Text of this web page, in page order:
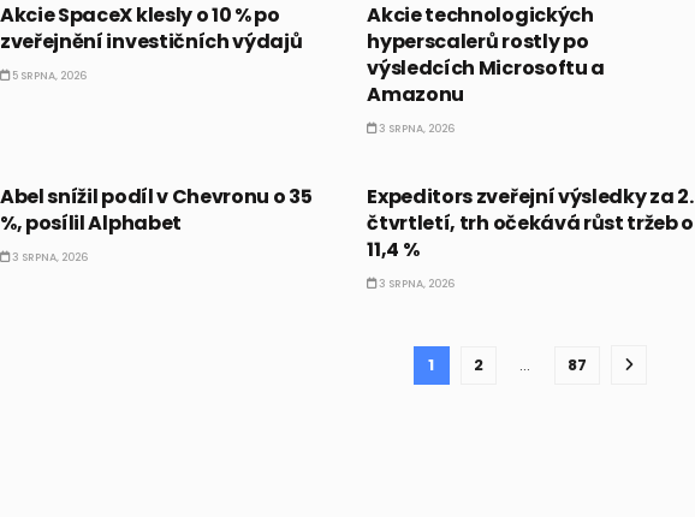
Akcie SpaceX klesly o 10 % po
zveřejnění investičních výdajů
5 SRPNA, 2026
Akcie technologických
hyperscalerů rostly po
výsledcích Microsoftu a
Amazonu
3 SRPNA, 2026
Abel snížil podíl v Chevronu o 35
%, posílil Alphabet
3 SRPNA, 2026
Expeditors zveřejní výsledky za 2.
čtvrtletí, trh očekává růst tržeb o
11,4 %
3 SRPNA, 2026
1 2 … 87